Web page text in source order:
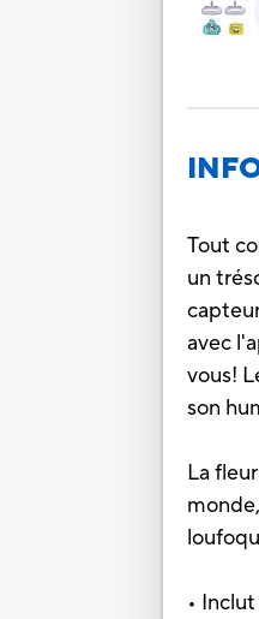
Tout
un
avec
vous!
son
La
•